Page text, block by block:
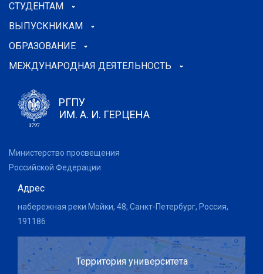
СТУДЕНТАМ
ВЫПУСКНИКАМ
ОБРАЗОВАНИЕ
МЕЖДУНАРОДНАЯ ДЕЯТЕЛЬНОСТЬ
РГПУ
ИМ. А. И. ГЕРЦЕНА
Министерство просвещения
Российской Федерации
Адрес
набережная реки Мойки, 48, Санкт-Петербург, Россия,
191186
Территория университета